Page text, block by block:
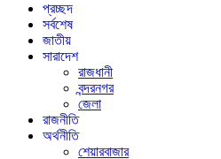
প্রচ্ছদ
সর্বশেষ
জাতীয়
সারাদেশ
রাজধানী
বন্দরনগর
জেলা
রাজনীতি
অর্থনীতি
শেয়ারবাজার